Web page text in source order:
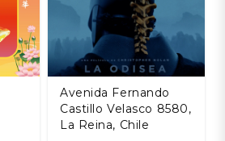
Avenida Fernando
Castillo Velasco 8580,
La Reina, Chile